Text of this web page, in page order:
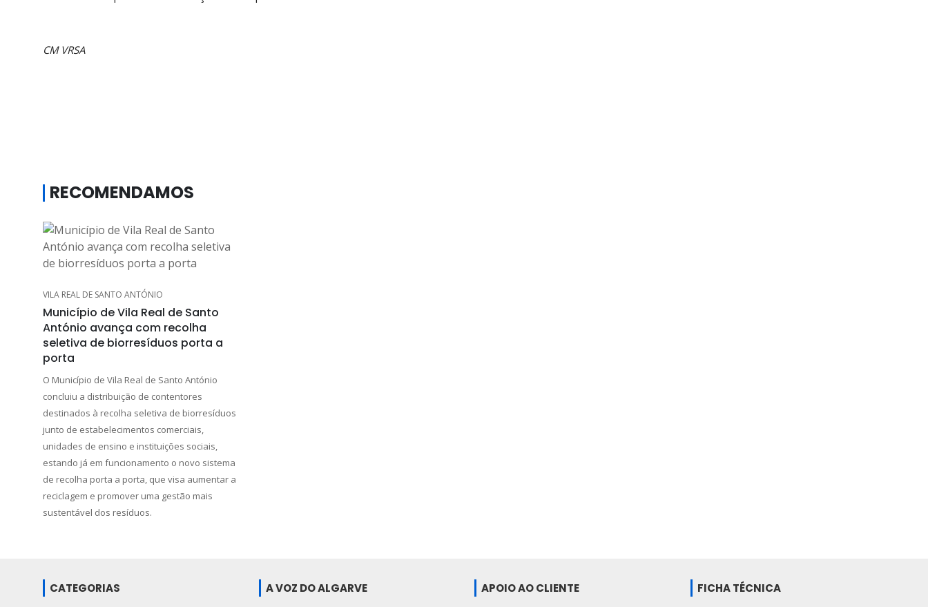
CM VRSA
RECOMENDAMOS
VILA REAL DE SANTO ANTÓNIO
Município de Vila Real de Santo
António avança com recolha
seletiva de biorresíduos porta a
porta
O Município de Vila Real de Santo António
concluiu a distribuição de contentores
destinados à recolha seletiva de biorresíduos
junto de estabelecimentos comerciais,
unidades de ensino e instituições sociais,
estando já em funcionamento o novo sistema
de recolha porta a porta, que visa aumentar a
reciclagem e promover uma gestão mais
sustentável dos resíduos.
CATEGORIAS A VOZ DO ALGARVE APOIO AO CLIENTE FICHA TÉCNICA